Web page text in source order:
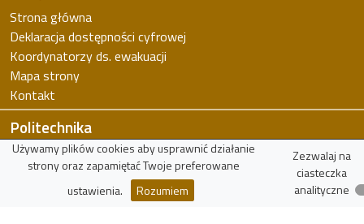
Strona główna
Deklaracja dostępności cyfrowej
Koordynatorzy ds. ewakuacji
Mapa strony
Kontakt
Politechnika
Politechnika Łódzka
Wydział FTiMS
Używamy plików cookies aby usprawnić działanie
strony oraz zapamiętać Twoje preferowane
ustawienia.
Rozumiem
Zezwalaj na
ciasteczka
analityczne